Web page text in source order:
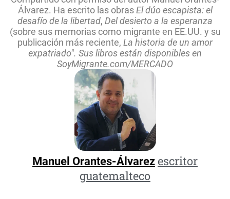
Álvarez. Ha escrito las obrasEl dúo escapista: el
desafío de la libertad, Del desierto a la esperanza
(sobre sus memorias como migrante en EE.UU. y su
publicación más reciente, La historia de un amor
expatriado". Sus libros están disponibles en
SoyMigrante.com/MERCADO
Manuel Orantes-Álvarez escritor
guatemalteco